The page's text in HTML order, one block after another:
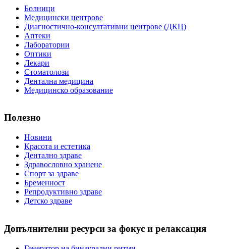
Болници
Медицински центрове
Диагностично-консултативни центрове (ДКЦ)
Аптеки
Лаборатории
Оптики
Лекари
Стоматолози
Дентална медицина
Медицинско образование
Полезно
Новини
Красота и естетика
Дентално здраве
Здравословно хранене
Спорт за здраве
Бременност
Репродуктивно здраве
Детско здраве
Допълнителни ресурси за фокус и релаксация